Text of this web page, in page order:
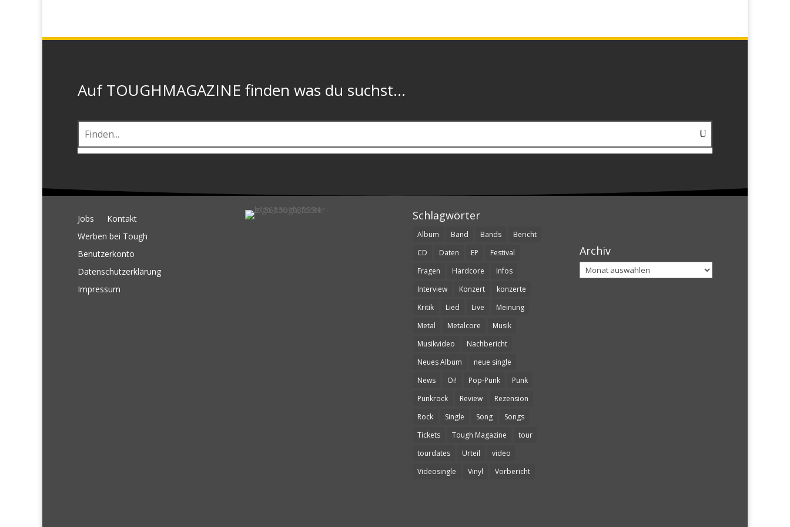
Auf TOUGHMAGAZINE finden was du suchst...
Jobs
Kontakt
Werben bei Tough
Benutzerkonto
Datenschutzerklärung
Impressum
Schlagwörter
Album Band Bands
Bericht
CD
Daten EP
Festival
Fragen
Hardcore
Infos
Interview
Konzert
konzerte
Kritik
Lied Live
Meinung
Metal
Metalcore
Musik
Musikvideo
Nachbericht
Neues Album
neue single
News
Oi! Pop-Punk
Punk
Punkrock
Review
Rezension
Rock
Single Song
Songs
Tickets
Tough Magazine
tour
tourdates
Urteil
video
Videosingle
Vinyl Vorbericht
Archiv
Archiv